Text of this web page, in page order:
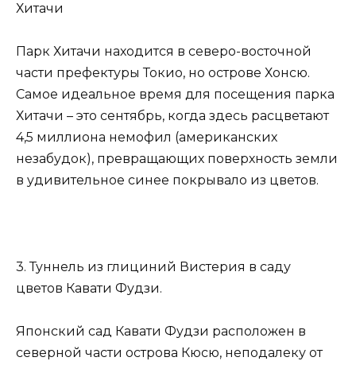
Хитачи
Парк Хитачи находится в северо-восточной
части префектуры Токио, но острове Хонсю.
Самое идеальное время для посещения парка
Хитачи – это сентябрь, когда здесь расцветают
4,5 миллиона немофил (американских
незабудок), превращающих поверхность земли
в удивительное синее покрывало из цветов.
3. Туннель из глициний Вистерия в саду
цветов Кавати Фудзи.
Японский сад Кавати Фудзи расположен в
северной части острова Кюсю, неподалеку от